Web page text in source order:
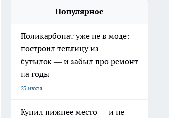
Популярное
Поликарбонат уже не в моде:
построил теплицу из
бутылок — и забыл про ремонт
на годы
23 июля
Купил нижнее место — и не